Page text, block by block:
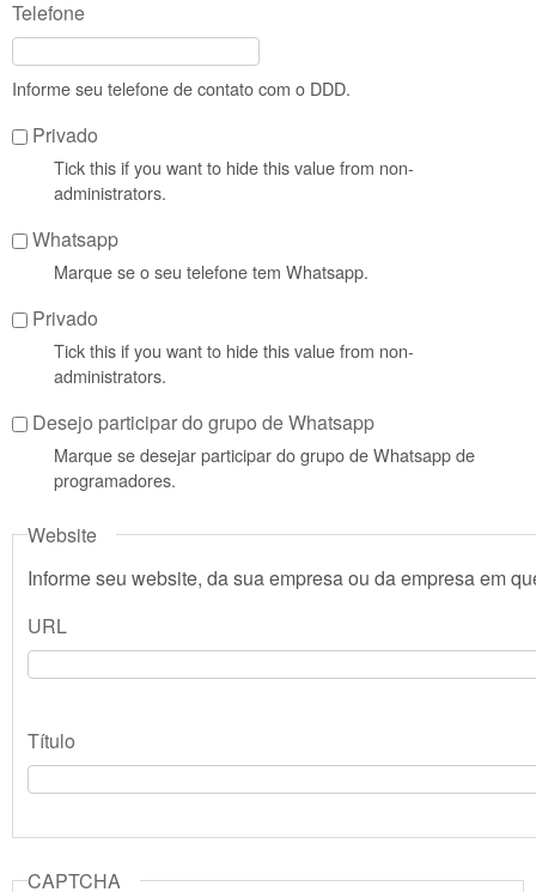
Telefone
Informe seu telefone de contato com o DDD.
Privado
Tick this if you want to hide this value from non-
administrators.
Whatsapp
Marque se o seu telefone tem Whatsapp.
Privado
Tick this if you want to hide this value from non-
administrators.
Desejo participar do grupo de Whatsapp
Marque se desejar participar do grupo de Whatsapp de
programadores.
Website
Informe seu website, da sua empresa ou da empresa em
URL
Título
CAPTCHA